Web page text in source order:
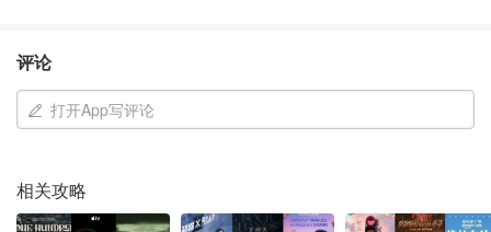
上升
英国气象局在11月下旬天气展望中指出，除苏格兰北部外，
显著增加，尤其在英格兰北部和中部地区。
评论
打开App写评论
相关攻略